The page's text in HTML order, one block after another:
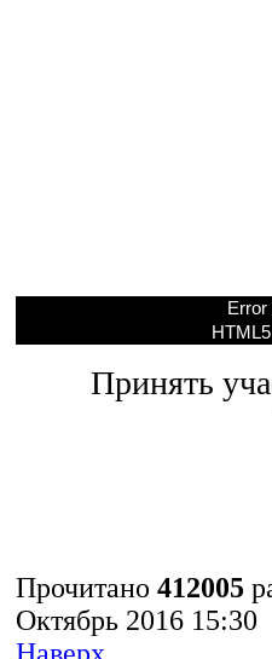
Error
Принять
Прочитано 412005
Октябрь 2016 15:30